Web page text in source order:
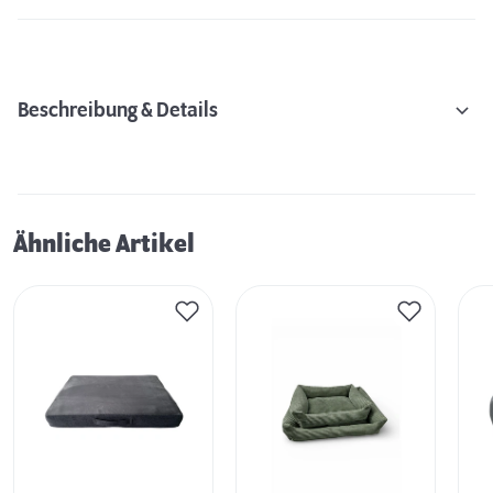
Beschreibung & Details
Ähnliche Artikel